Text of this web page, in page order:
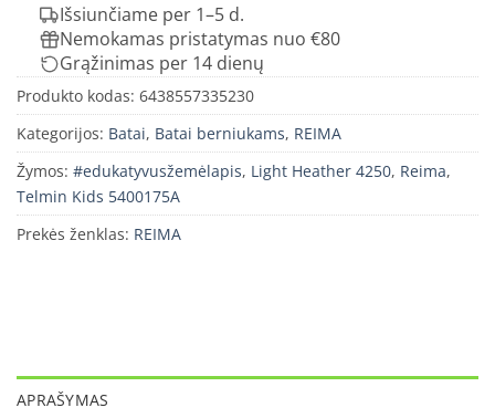
Išsiunčiame per 1–5 d.
Nemokamas pristatymas nuo €80
Grąžinimas per 14 dienų
Produkto kodas: 6438557335230
Kategorijos: Batai, Batai berniukams, REIMA
Žymos: #edukatyvusžemėlapis, Light Heather 4250, Reima,
Telmin Kids 5400175A
Prekės ženklas: REIMA
APRAŠYMAS